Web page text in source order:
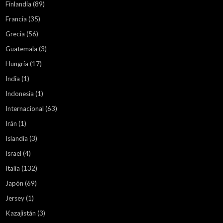
Finlandia (89)
Francia (35)
Grecia (56)
Guatemala (3)
Hungría (17)
India (1)
Indonesia (1)
Internacional (63)
Irán (1)
Islandia (3)
Israel (4)
Italia (132)
Japón (69)
Jersey(1)
Kazajistán (3)